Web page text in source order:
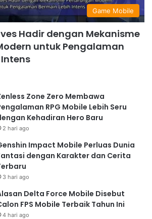
Game Mobile
Hadir dengan Mekanisme
untuk Pengalaman
Zone Zero Membawa
RPG Mobile Lebih Seru
Kehadiran Hero Baru
2 hari ago
Impact Mobile Perluas Dunia
dengan Karakter dan Cerita
3 hari ago
Delta Force Mobile Disebut
FPS Mobile Terbaik Tahun Ini
4 hari ago